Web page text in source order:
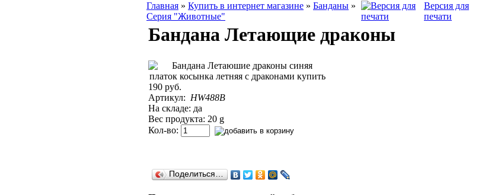
Главная » Купить в интернет магазине » Банданы »
Серия "Животные"
Версия для
печати
Бандана Летающие драконы
190 руб.
Артикул: HW488B
На складе: да
Вес продукта: 20 g
Кол-во:
Поделиться…